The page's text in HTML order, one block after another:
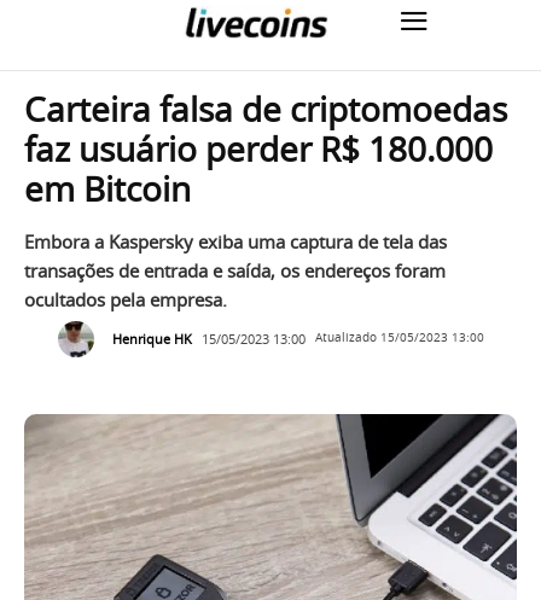
Carteira falsa de criptomoedas
faz usuário perder R$ 180.000
em Bitcoin
Embora a Kaspersky exiba uma captura de tela das
transações de entrada e saída, os endereços foram
ocultados pela empresa.
Henrique HK 15/05/2023 13:00 Atualizado 15/05/2023 13:00